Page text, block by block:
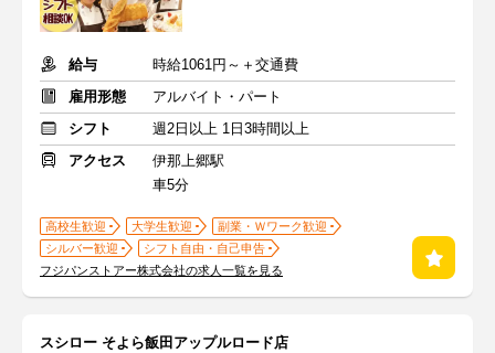
給与
時給1061円～＋交通費
雇用形態
アルバイト・パート
シフト
週2日以上 1日3時間以上
アクセス
伊那上郷駅
車5分
高校生歓迎 大学生歓迎
副業・Ｗワーク歓迎
シルバー歓迎
シフト自由・自己申告
フジパンストアー株式会社の求人一覧を見る
スシロー そよら飯田アップルロード店